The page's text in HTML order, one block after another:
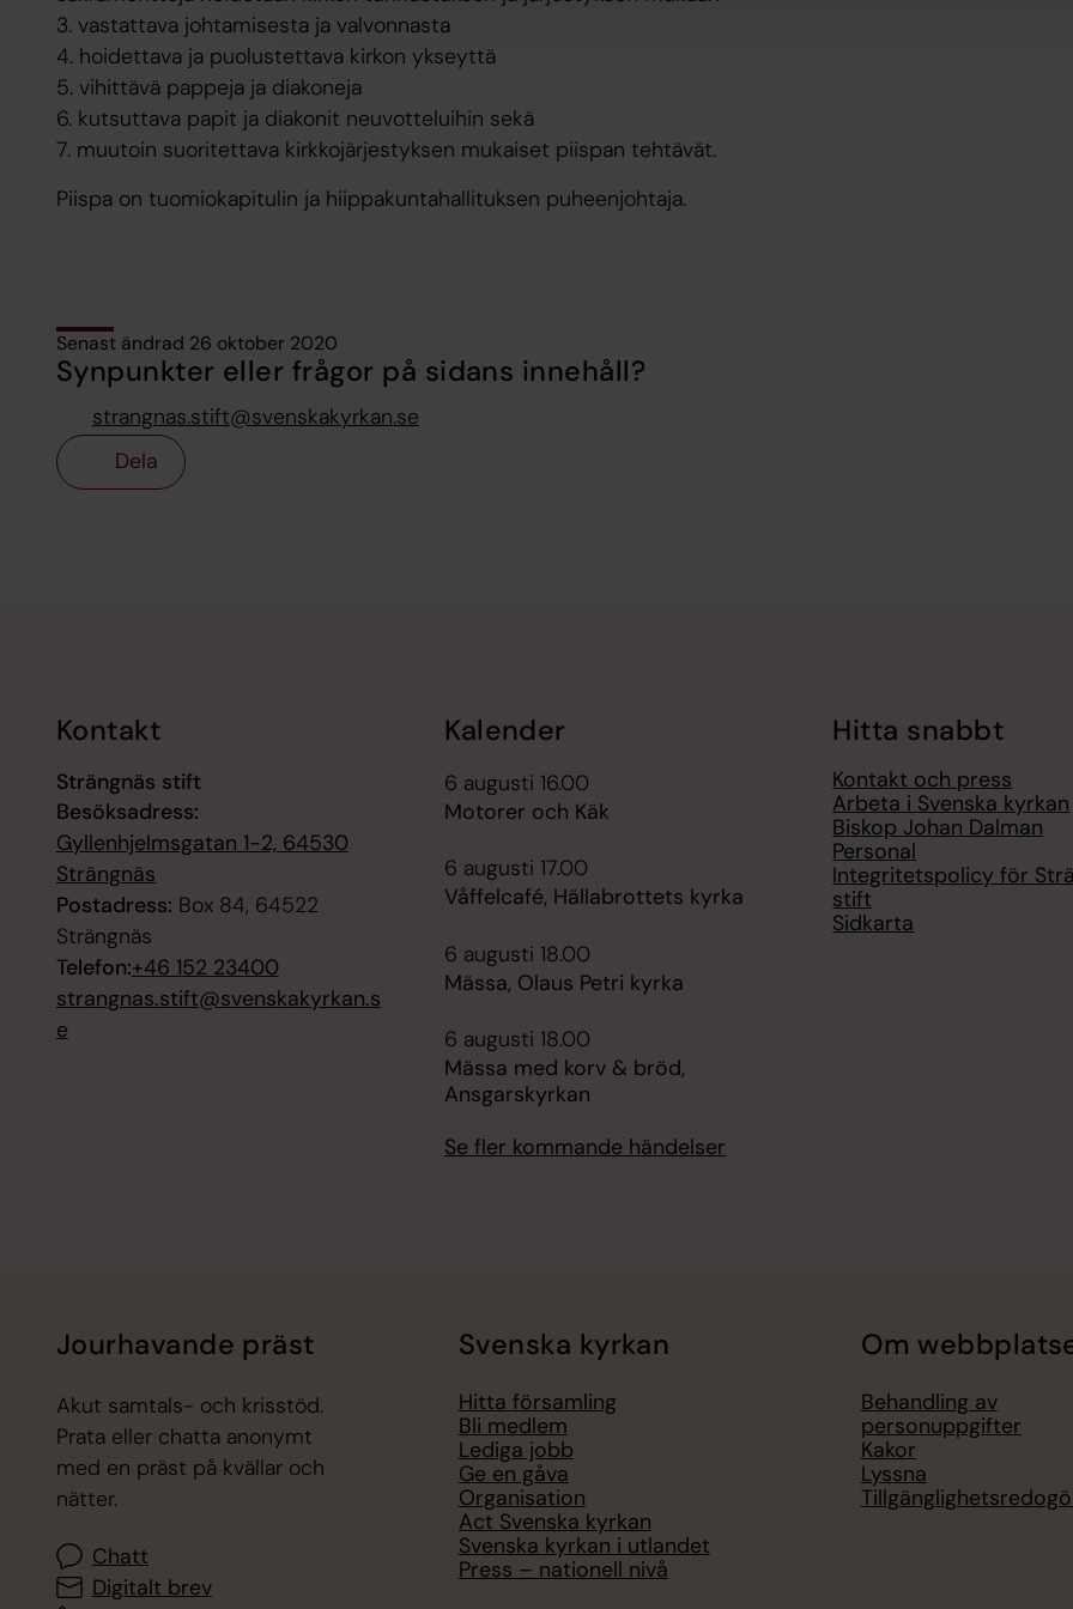
3. vastattava johtamisesta ja valvonnasta
4. hoidettava ja puolustettava kirkon ykseyttä
5. vihittävä pappeja ja diakoneja
6. kutsuttava papit ja diakonit neuvotteluihin sekä
7. muutoin suoritettava kirkkojärjestyksen mukaiset piispan tehtävät.
Piispa on tuomiokapitulin ja hiippakuntahallituksen puheenjohtaja.
Senast ändrad 26 oktober 2020
Synpunkter eller frågor på sidans innehåll?
strangnas.stift@svenskakyrkan.se
Dela
Kontakt
Strängnäs stift
Besöksadress:
Gyllenhjelmsgatan 1-2, 64530
Strängnäs
Postadress: Box 84, 64522
Strängnäs
Telefon:+46 152 23400
strangnas.stift@svenskakyrkan.s
e
Kalender
6 augusti 16.00
Motorer och Käk
6 augusti 17.00
Våffelcafé, Hällabrottets kyrka
6 augusti 18.00
Mässa, Olaus Petri kyrka
6 augusti 18.00
Mässa med korv & bröd,
Ansgarskyrkan
Se fler kommande händelser
Hitta snabbt
Kontakt och press
Arbeta i Svenska kyrkan
Biskop Johan Dalman
Personal
Integritetspolicy för
stift
Sidkarta
Jourhavande präst
Akut samtals- och krisstöd.
Prata eller chatta anonymt
med en präst på kvällar och
nätter.
Chatt
Digitalt brev
Svenska kyrkan
Hitta församling
Bli medlem
Lediga jobb
Ge en gåva
Organisation
Act Svenska kyrkan
Svenska kyrkan i utlandet
Press – nationell nivå
Om
Behandling av
personuppgifter
Kakor
Lyssna